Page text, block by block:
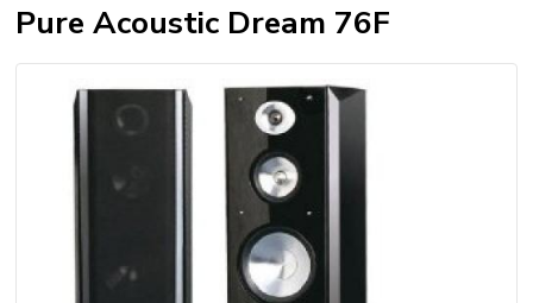
Pure Acoustic Dream 76F